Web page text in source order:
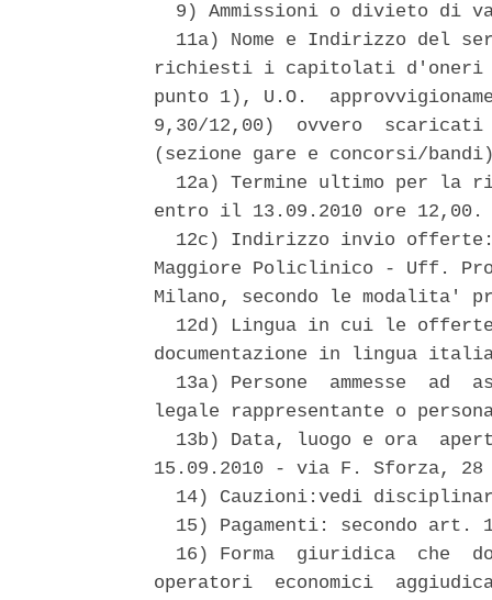
9) Ammissioni o divieto di
11a) Nome e Indirizzo del
richiesti i capitolati d'oneri
punto 1), U.O.
9,30/12,00)  ovvero
(sezione gare e concorsi/
12a) Termine ultimo per la
entro il 13.09.2010 ore
12c) Indirizzo invio
Maggiore Policlinico - Uff.
Milano, secondo le
12d) Lingua in cui le
documentazione in lingua
13a) Persone  ammesse  ad
legale rappresentante o
13b) Data, luogo e ora
15.09.2010 - via F. Sforza,
14) Cauzioni:vedi
15) Pagamenti: secondo art.
16) Forma  giuridica  che
operatori  economici